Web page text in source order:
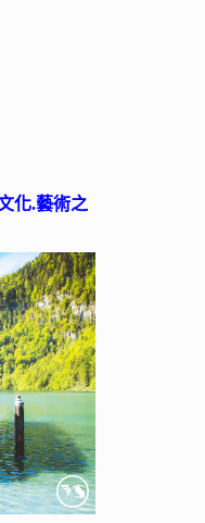
化.藝術之